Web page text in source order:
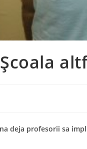
deja profesorii sa